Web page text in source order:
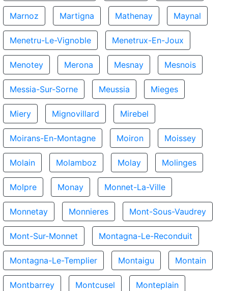
Marnoz Martigna Mathenay Maynal
Menetru-Le-Vignoble Menetrux-En-Joux
Menotey Merona Mesnay Mesnois
Messia-Sur-Sorne Meussia Mieges
Miery Mignovillard Mirebel
Moirans-En-Montagne Moiron Moissey
Molain Molamboz Molay Molinges
Molpre Monay Monnet-La-Ville
Monnetay Monnieres Mont-Sous-Vaudrey
Mont-Sur-Monnet Montagna-Le-Reconduit
Montagna-Le-Templier Montaigu Montain
Montbarrey Montcusel Monteplain